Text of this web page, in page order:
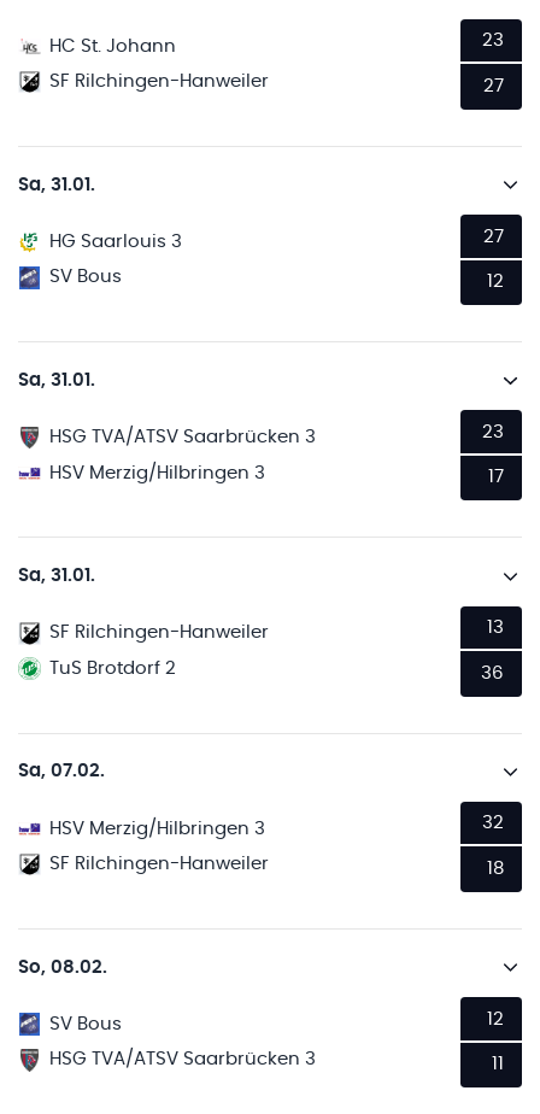
HC St. Johann
SF Rilchingen-Hanweiler
23
27
Sa, 31.01.
HG Saarlouis 3
SV Bous
27
12
Sa, 31.01.
HSG TVA/ATSV Saarbrücken 3
HSV Merzig/Hilbringen 3
23
17
Sa, 31.01.
SF Rilchingen-Hanweiler
TuS Brotdorf 2
13
36
Sa, 07.02.
HSV Merzig/Hilbringen 3
SF Rilchingen-Hanweiler
32
18
So, 08.02.
SV Bous
HSG TVA/ATSV Saarbrücken 3
12